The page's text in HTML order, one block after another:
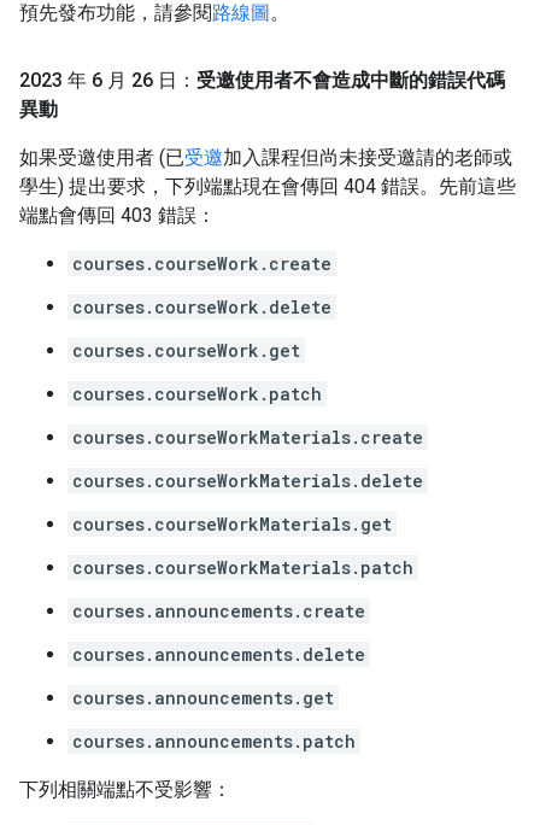
預先發布功能，請參閱路線圖。
2023 年 6 月 26 日： 受邀使用者不會造成中斷的錯誤代碼
異動
如果受邀使用者 (已受邀加入課程但尚未接受邀請的老師或
學生) 提出要求，下列端點現在會傳回 404 錯誤。先前這些
端點會傳回 403 錯誤：
courses.courseWork.create
courses.courseWork.delete
courses.courseWork.get
courses.courseWork.patch
courses.courseWorkMaterials.create
courses.courseWorkMaterials.delete
courses.courseWorkMaterials.get
courses.courseWorkMaterials.patch
courses.announcements.create
courses.announcements.delete
courses.announcements.get
courses.announcements.patch
下列相關端點不受影響：